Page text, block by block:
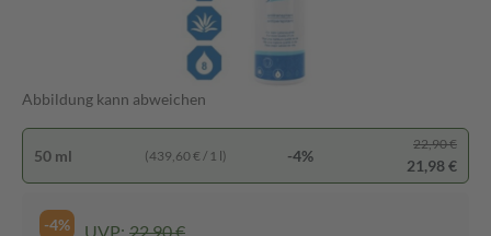
Abbildung kann abweichen
50 ml (439,60 € / 1 l) -4%
22,90 €
21,98 €
-4% UVP: 22,90 €